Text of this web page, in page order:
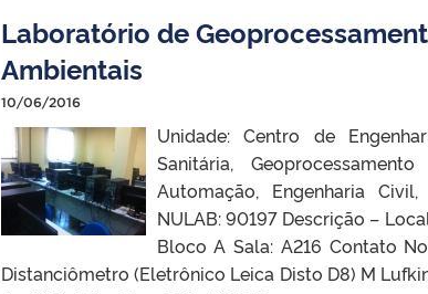
Laboratório de
Ambientais
10/06/2016
Unidade: Centro de
Sanitária,
Automação, Engenharia
NULAB: 90197 Descrição –
Bloco A Sala: A216 Contato
Distanciômetro (Eletrônico Leica Disto D8) M